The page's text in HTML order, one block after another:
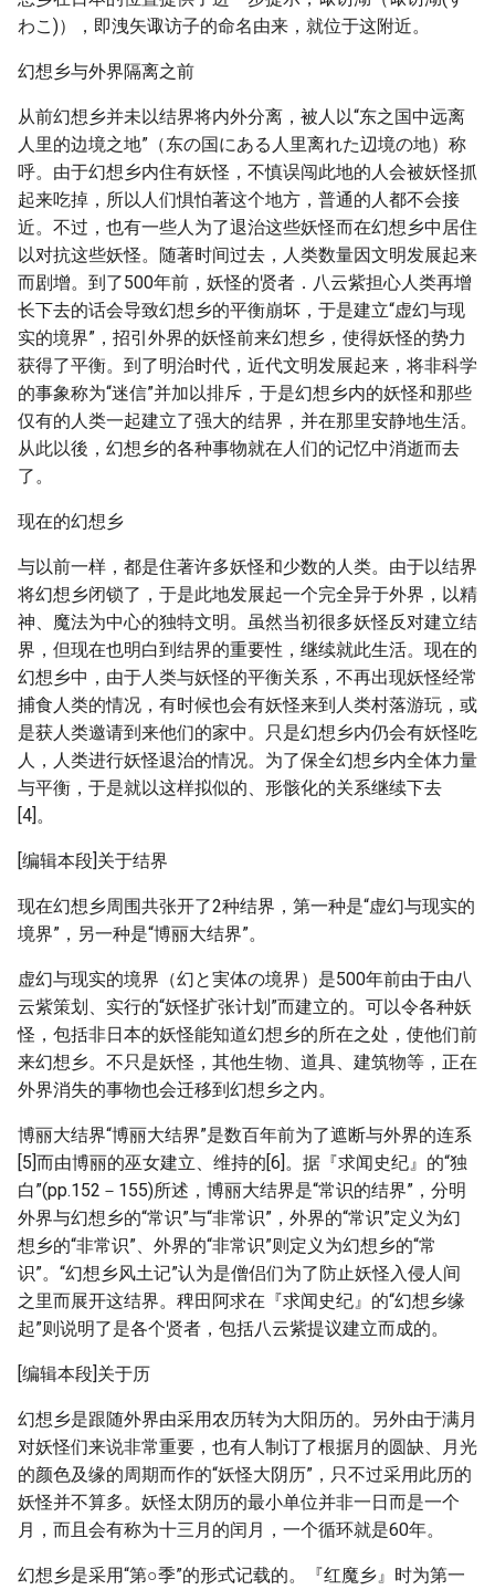
わこ)），即洩矢诹访子的命名由来，就位于这附近。
幻想乡与外界隔离之前
从前幻想乡并未以结界将内外分离，被人以“东之国中远离
人里的边境之地”（东の国にある人里离れた辺境の地）称
呼。由于幻想乡内住有妖怪，不慎误闯此地的人会被妖怪抓
起来吃掉，所以人们惧怕著这个地方，普通的人都不会接
近。不过，也有一些人为了退治这些妖怪而在幻想乡中居住
以对抗这些妖怪。随著时间过去，人类数量因文明发展起来
而剧增。到了500年前，妖怪的贤者．八云紫担心人类再增
长下去的话会导致幻想乡的平衡崩坏，于是建立“虚幻与现
实的境界”，招引外界的妖怪前来幻想乡，使得妖怪的势力
获得了平衡。到了明治时代，近代文明发展起来，将非科学
的事象称为“迷信”并加以排斥，于是幻想乡内的妖怪和那些
仅有的人类一起建立了强大的结界，并在那里安静地生活。
从此以後，幻想乡的各种事物就在人们的记忆中消逝而去
了。
现在的幻想乡
与以前一样，都是住著许多妖怪和少数的人类。由于以结界
将幻想乡闭锁了，于是此地发展起一个完全异于外界，以精
神、魔法为中心的独特文明。虽然当初很多妖怪反对建立结
界，但现在也明白到结界的重要性，继续就此生活。现在的
幻想乡中，由于人类与妖怪的平衡关系，不再出现妖怪经常
捕食人类的情况，有时候也会有妖怪来到人类村落游玩，或
是获人类邀请到来他们的家中。只是幻想乡内仍会有妖怪吃
人，人类进行妖怪退治的情况。为了保全幻想乡内全体力量
与平衡，于是就以这样拟似的、形骸化的关系继续下去
[4]。
[编辑本段]关于结界
现在幻想乡周围共张开了2种结界，第一种是“虚幻与现实的
境界”，另一种是“博丽大结界”。
虚幻与现实的境界（幻と実体の境界）是500年前由于由八
云紫策划、实行的“妖怪扩张计划”而建立的。可以令各种妖
怪，包括非日本的妖怪能知道幻想乡的所在之处，使他们前
来幻想乡。不只是妖怪，其他生物、道具、建筑物等，正在
外界消失的事物也会迁移到幻想乡之内。
博丽大结界“博丽大结界”是数百年前为了遮断与外界的连系
[5]而由博丽的巫女建立、维持的[6]。据『求闻史纪』的“独
白”(pp.152－155)所述，博丽大结界是“常识的结界”，分明
外界与幻想乡的“常识”与“非常识”，外界的“常识”定义为幻
想乡的“非常识”、外界的“非常识”则定义为幻想乡的“常
识”。“幻想乡风土记”认为是僧侣们为了防止妖怪入侵人间
之里而展开这结界。稗田阿求在『求闻史纪』的“幻想乡缘
起”则说明了是各个贤者，包括八云紫提议建立而成的。
[编辑本段]关于历
幻想乡是跟随外界由采用农历转为大阳历的。另外由于满月
对妖怪们来说非常重要，也有人制订了根据月的圆缺、月光
的颜色及缘的周期而作的“妖怪大阴历”，只不过采用此历的
妖怪并不算多。妖怪太阴历的最小单位并非一日而是一个
月，而且会有称为十三月的闰月，一个循环就是60年。
幻想乡是采用“第○季”的形式记载的。『红魔乡』时为第一